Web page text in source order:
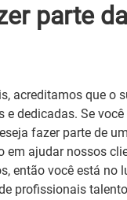
parte
acreditamos que o
e dedicadas. Se
fazer parte de
em ajudar nossos
então você está no
profissionais